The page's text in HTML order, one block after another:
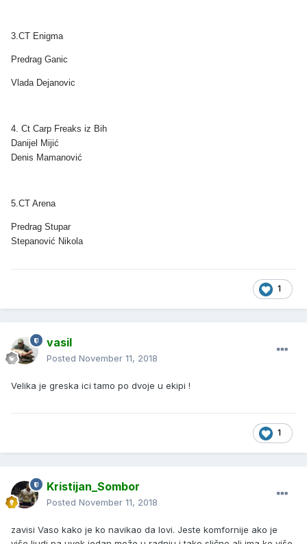
3.CT Enigma
Predrag Ganic
Vlada Dejanovic
4. Ct Carp Freaks iz Bih
Danijel Mijić
Denis Mamanović
5.CT Arena
Predrag Stupar
Stepanović Nikola
1
vasil
Posted November 11, 2018
Velika je greska ici tamo po dvoje u ekipi !
1
Kristijan_Sombor
Posted November 11, 2018
zavisi Vaso kako je ko navikao da lovi. Jeste komfornije ako je